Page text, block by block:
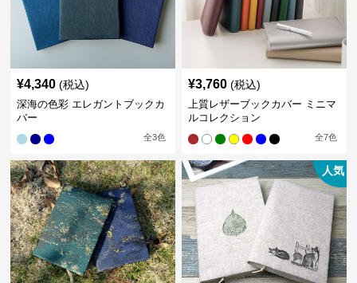
¥4,340 (税込)
深海の色彩 エレガントブックカ
バー
全3色
¥3,760 (税込)
上質レザーブックカバー ミニマ
ルコレクション
全7色
人気